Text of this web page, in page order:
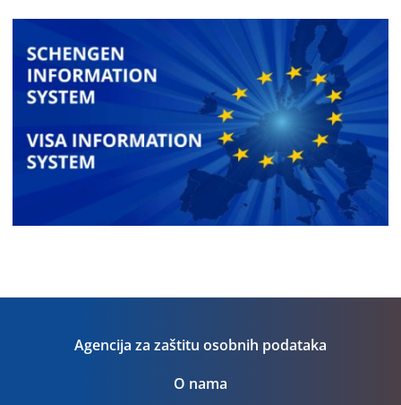
Agencija za zaštitu osobnih podataka
O nama